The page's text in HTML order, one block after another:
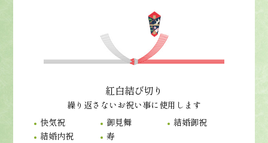
紅白結び切り
繰り返さないお祝い事に使用します
快気祝
御見舞
結婚御祝
結婚内祝
寿